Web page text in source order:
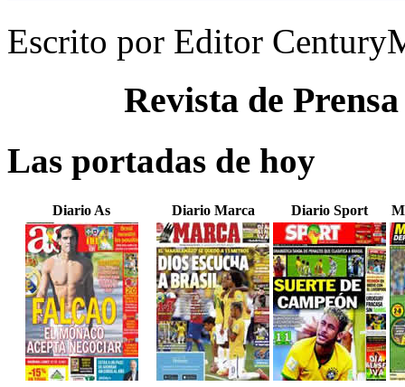
Escrito por Editor
Revista de
Las portadas de hoy
Diario As Diario Marca Diario Sport